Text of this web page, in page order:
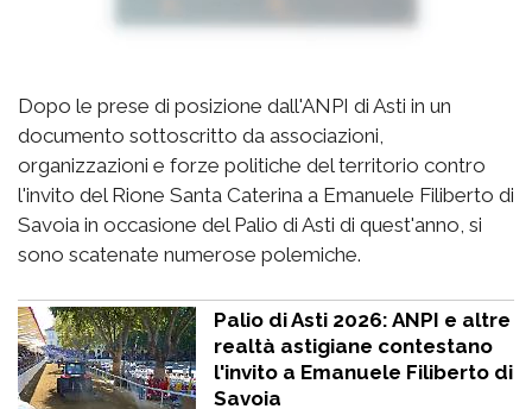
Dopo le prese di posizione dall'ANPI di Asti in un
documento sottoscritto da associazioni,
organizzazioni e forze politiche del territorio contro
l'invito del Rione Santa Caterina a Emanuele Filiberto di
Savoia in occasione del Palio di Asti di quest'anno, si
sono scatenate numerose polemiche.
Palio di Asti 2026: ANPI e altre
realtà astigiane contestano
l'invito a Emanuele Filiberto di
Savoia